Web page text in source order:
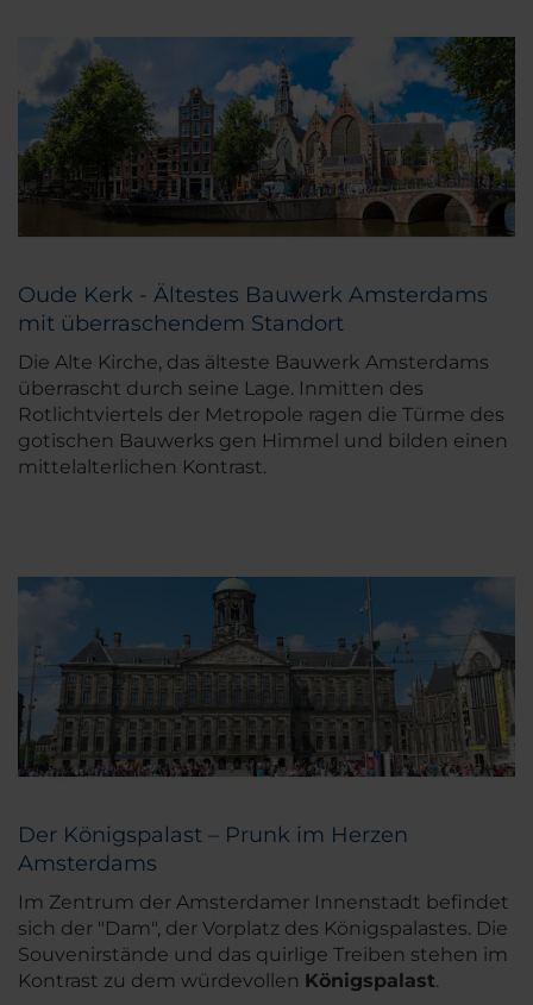
Oude Kerk - Ältestes Bauwerk Amsterdams
mit überraschendem Standort
Die Alte Kirche, das älteste Bauwerk Amsterdams
überrascht durch seine Lage. Inmitten des
Rotlichtviertels der Metropole ragen die Türme des
gotischen Bauwerks gen Himmel und bilden einen
mittelalterlichen Kontrast.
Der Königspalast – Prunk im Herzen
Amsterdams
Im Zentrum der Amsterdamer Innenstadt befindet
sich der "Dam", der Vorplatz des Königspalastes. Die
Souvenirstände und das quirlige Treiben stehen im
Kontrast zu dem würdevollen Königspalast.